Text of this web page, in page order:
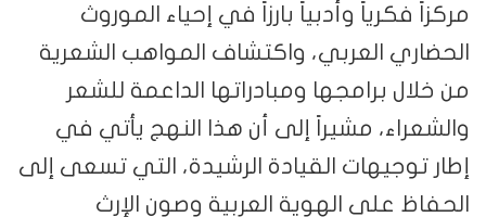
مركزاً فكرياً وأدبياً بارزاً في إحياء الموروث
الحضاري العربي، واكتشاف المواهب الشعرية
من خلال برامجها ومبادراتها الداعمة للشعر
والشعراء، مشيراً إلى أن هذا النهج يأتي في
إطار توجيهات القيادة الرشيدة، التي تسعى إلى
الحفاظ على الهوية العربية وصون الإرث